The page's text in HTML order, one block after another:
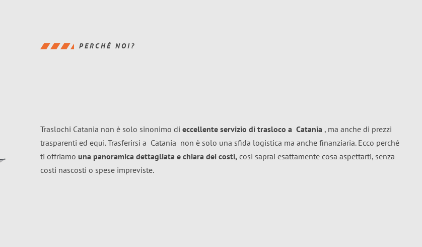
PERCHÉ NOI?
Traslochi Catania non è solo sinonimo di eccellente servizio di trasloco a Catania , ma anche di prezzi
trasparenti ed equi. Trasferirsi a Catania non è solo una sfida logistica ma anche finanziaria. Ecco perché
ti offriamo una panoramica dettagliata e chiara dei costi, così saprai esattamente cosa aspettarti, senza
costi nascosti o spese impreviste.